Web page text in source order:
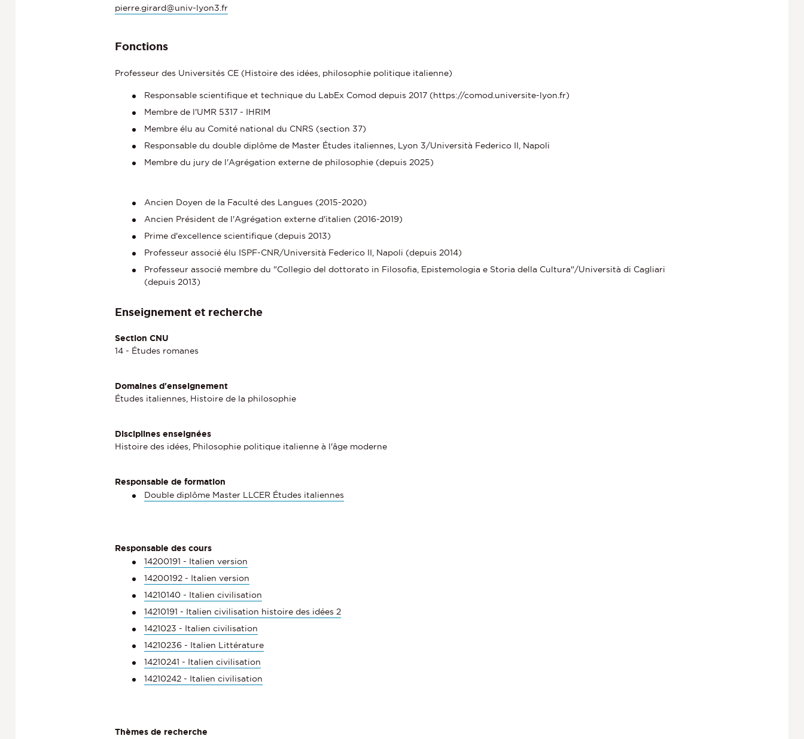
pierre.girard@univ-lyon3.fr
Fonctions
Professeur des Universités CE (Histoire des idées, philosophie politique italienne)
Responsable scientifique et technique du LabEx Comod depuis 2017 (https://comod.universite-lyon.fr)
Membre de l'UMR 5317 - IHRIM
Membre élu au Comité national du CNRS (section 37)
Responsable du double diplôme de Master Études italiennes, Lyon 3/Università Federico II, Napoli
Membre du jury de l'Agrégation externe de philosophie (depuis 2025)
Ancien Doyen de la Faculté des Langues (2015-2020)
Ancien Président de l'Agrégation externe d'italien (2016-2019)
Prime d'excellence scientifique (depuis 2013)
Professeur associé élu ISPF-CNR/Università Federico II, Napoli (depuis 2014)
Professeur associé membre du "Collegio del dottorato in Filosofia, Epistemologia e Storia della Cultura"/Università di Cagliari
(depuis 2013)
Enseignement et recherche
Section CNU
14 - Études romanes
Domaines d'enseignement
Études italiennes, Histoire de la philosophie
Disciplines enseignées
Histoire des idées, Philosophie politique italienne à l'âge moderne
Responsable de formation
Double diplôme Master LLCER Études italiennes
Responsable des cours
14200191 - Italien version
14200192 - Italien version
14210140 - Italien civilisation
14210191 - Italien civilisation histoire des idées 2
1421023 - Italien civilisation
14210236 - Italien Littérature
14210241 - Italien civilisation
14210242 - Italien civilisation
Thèmes de recherche